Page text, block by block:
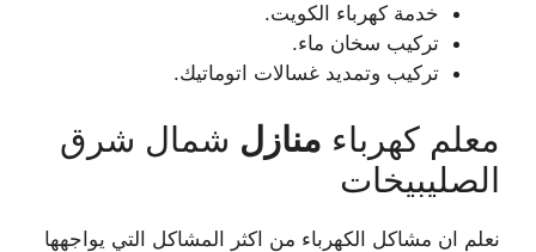
خدمة كهرباء الكويت.
تركيب سخان ماء.
تركيب وتمديد غسالات اتوماتيك.
معلم كهرباء منازل شمال شرق
الصليبيخات
نعلم ان مشاكل الكهرباء من اكثر المشاكل التي يواجهها